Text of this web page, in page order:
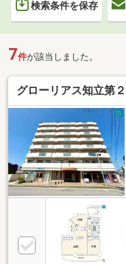
検索条件を保存
7件が該当しました。
グローリアス知立第２